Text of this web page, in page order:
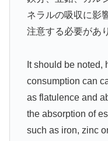
ネラルの吸収に影
注意する必要があ
It should be noted,
consumption can
as flatulence and
the absorption of
such as iron, zinc